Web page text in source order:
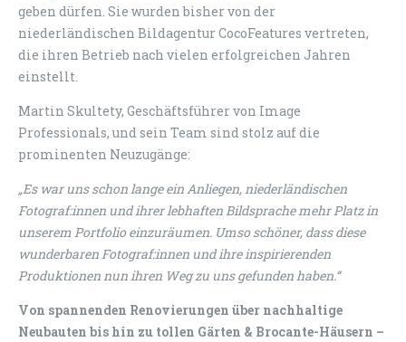
geben dürfen. Sie wurden bisher von der
niederländischen Bildagentur CocoFeatures vertreten,
die ihren Betrieb nach vielen erfolgreichen Jahren
einstellt.
Martin Skultety, Geschäftsführer von Image
Professionals, und sein Team sind stolz auf die
prominenten Neuzugänge:
„Es war uns schon lange ein Anliegen, niederländischen
Fotograf:innen und ihrer lebhaften Bildsprache mehr Platz in
unserem Portfolio einzuräumen. Umso schöner, dass diese
wunderbaren Fotograf:innen und ihre inspirierenden
Produktionen nun ihren Weg zu uns gefunden haben.“
Von spannenden Renovierungen über nachhaltige
Neubauten bis hin zu tollen Gärten & Brocante-Häusern –